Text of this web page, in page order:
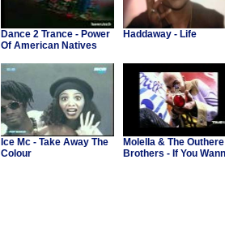
Dance 2 Trance - Power
Of American Natives
Haddaway - Life
Ice Mc - Take Away The
Colour
Molella & The Outhere
Brothers - If You